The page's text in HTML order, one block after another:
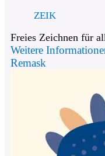
ZEIK
Freies Zeichnen für
Weitere
Remask